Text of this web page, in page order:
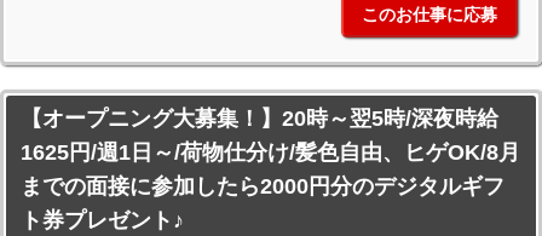
このお仕事に応募
【オープニング大募集！】20時～翌5時/深夜時給
1625円/週1日～/荷物仕分け/髪色自由、ヒゲOK/8月
までの面接に参加したら2000円分のデジタルギフ
ト券プレゼント♪